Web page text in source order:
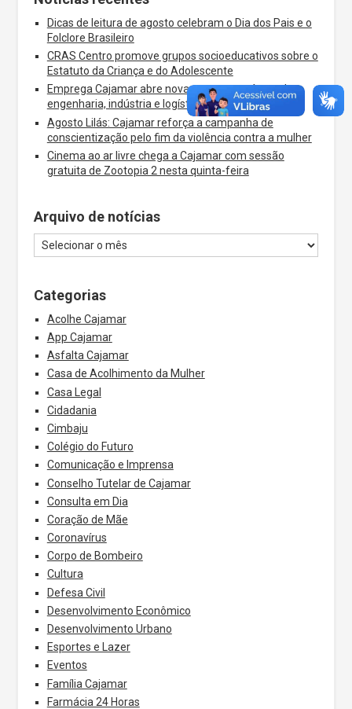
Dicas de leitura de agosto celebram o Dia dos Pais e o
Folclore Brasileiro
CRAS Centro promove grupos socioeducativos sobre o
Estatuto da Criança e do Adolescente
Emprega Cajamar abre novas vagas nas áreas de
engenharia, indústria e logística
Agosto Lilás: Cajamar reforça a campanha de
conscientização pelo fim da violência contra a mulher
Cinema ao ar livre chega a Cajamar com sessão
gratuita de Zootopia 2 nesta quinta-feira
Arquivo de notícias
Categorias
Acolhe Cajamar
App Cajamar
Asfalta Cajamar
Casa de Acolhimento da Mulher
Casa Legal
Cidadania
Cimbaju
Colégio do Futuro
Comunicação e Imprensa
Conselho Tutelar de Cajamar
Consulta em Dia
Coração de Mãe
Coronavírus
Corpo de Bombeiro
Cultura
Defesa Civil
Desenvolvimento Econômico
Desenvolvimento Urbano
Esportes e Lazer
Eventos
Família Cajamar
Farmácia 24 Horas